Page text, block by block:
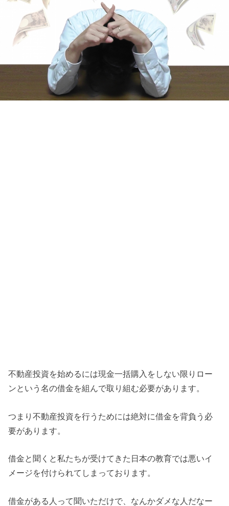
不動産投資を始めるには現金一括購入をしない限りロー
ンという名の借金を組んで取り組む必要があります。
つまり不動産投資を行うためには絶対に借金を背負う必
要があります。
借金と聞くと私たちが受けてきた日本の教育では悪いイ
メージを付けられてしまっております。
借金がある人って聞いただけで、なんかダメな人だなー